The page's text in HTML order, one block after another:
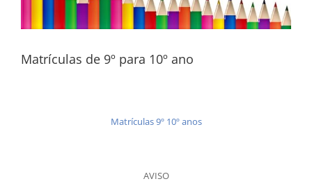
Matrículas de 9º para 10º ano
Matrículas 9º 10º anos
AVISO